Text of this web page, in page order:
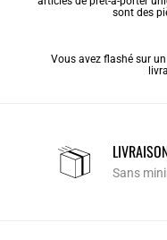
sont des
Vous avez flashé sur
Sans